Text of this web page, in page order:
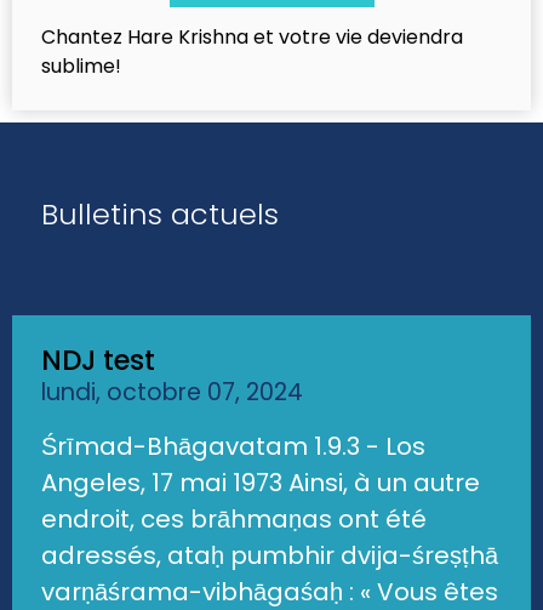
Chantez Hare Krishna et votre vie deviendra
sublime!
Bulletins actuels
NDJ test
lundi, octobre 07, 2024
Śrīmad-Bhāgavatam 1.9.3 - Los
Angeles, 17 mai 1973 Ainsi, à un autre
endroit, ces brāhmaṇas ont été
adressés, ataḥ pumbhir dvija-śreṣṭhā
varṇāśrama-vibhāgaśaḥ : « Vous êtes